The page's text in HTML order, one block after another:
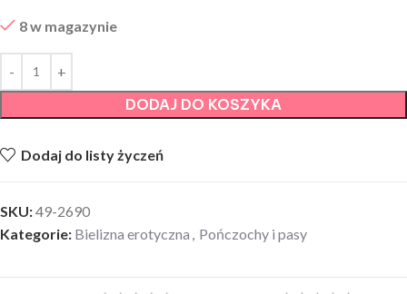
8 w magazynie
DODAJ DO KOSZYKA
Dodaj do listy życzeń
SKU:49-2690
Kategorie: Bielizna erotyczna , Pończochy i pasy